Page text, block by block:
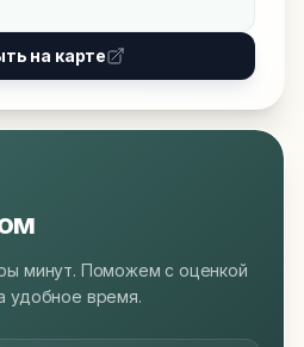
на карте
минут. Поможем с оценкой
удобное время.